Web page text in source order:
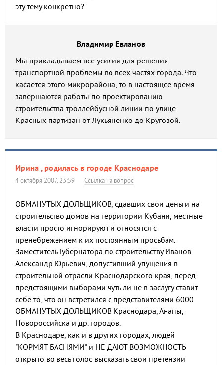
эту тему конкретно?
Владимир Евланов
Мы прикладываем все усилия для решения
транспортной проблемы во всех частях города. Что
касается этого микрорайона, то в настоящее время
завершаются работы по проектированию
строительства троллейбусной линии по улице
Красных партизан от Лукьяненко до Круговой.
Ирина , родилась в городе Краснодаре
4 октября 2007, 23:59 Ссылка на вопрос
ОБМАНУТЫХ ДОЛЬЩИКОВ, сдавших свои деньги на
строительство домов на территории Кубани, местные
власти просто игнорируют и относятся с
пренебрежением к их постоянным просьбам.
Заместитель Губернатора по строительству Иванов
Александр Юрьевич, допустивший упущения в
строительной отрасли Краснодарского края, перед
предстоящими выборами чуть ли не в заслугу ставит
себе то, что он встретился с представителями 6000
ОБМАНУТЫХ ДОЛЬЩИКОВ Краснодара, Анапы,
Новороссийска и др. городов.
В Краснодаре, как и в других городах, людей
"КОРМЯТ БАСНЯМИ" и НЕ ДАЮТ ВОЗМОЖНОСТЬ
открыто во весь голос высказать свои претензии